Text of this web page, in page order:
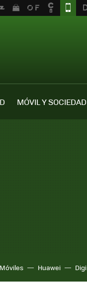
MÓVIL Y SOCIEDAD
Móviles Huawei Digi